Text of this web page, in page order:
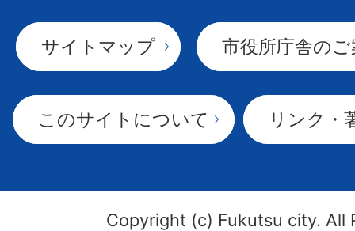
サイトマップ 市役所庁舎の
このサイトについて リンク・
Copyright (c) Fukutsu city. All